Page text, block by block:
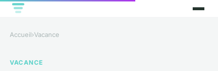
Accueil›Vacance
VACANCE